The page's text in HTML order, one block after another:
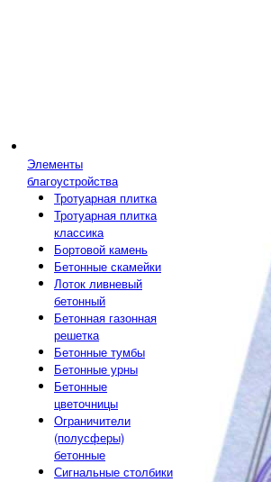
Элементы
благоустройства
Тротуарная плитка
Тротуарная плитка
классика
Бортовой камень
Бетонные скамейки
Лоток ливневый
бетонный
Бетонная газонная
решетка
Бетонные тумбы
Бетонные урны
Бетонные
цветочницы
Ограничители
(полусферы)
бетонные
Сигнальные столбики